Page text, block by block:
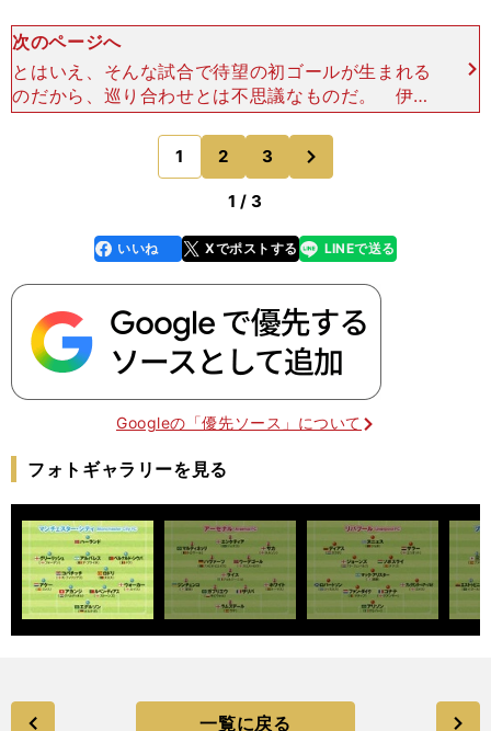
次のページへ
とはいえ、そんな試合で待望の初ゴールが生まれる
のだから、巡り合わせとは不思議なものだ。 伊藤
自身も、「前節（対シャルルロワ戦１－１）は結構
チャンスメイクもして、自分的にはわりといいプレ
ーが多くて、そ
1 2 3
1 / 3
faceboo
k
いいね Xでポストする
line LINEで送る
Googleの「優先ソース」について
フォトギャラリーを見る
一覧に戻る